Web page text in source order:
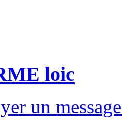
loic
un